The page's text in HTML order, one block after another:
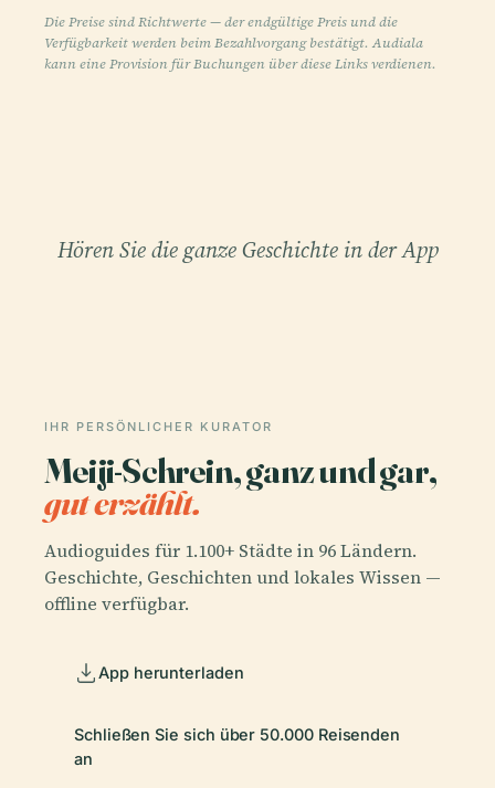
Die Preise sind Richtwerte — der endgültige Preis und die
Verfügbarkeit werden beim Bezahlvorgang bestätigt. Audiala
kann eine Provision für Buchungen über diese Links verdienen.
Hören Sie die ganze Geschichte in der App
IHR PERSÖNLICHER KURATOR
Meiji-Schrein, ganz und gar,
gut erzählt.
Audioguides für 1.100+ Städte in 96 Ländern.
Geschichte, Geschichten und lokales Wissen —
offline verfügbar.
App herunterladen
Schließen Sie sich über 50.000 Reisenden
an